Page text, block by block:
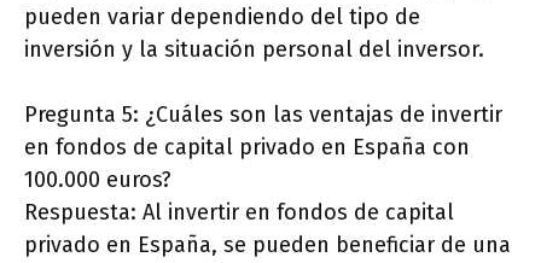
pueden variar dependiendo del tipo de
inversión y la situación personal del inversor.
Pregunta 5: ¿Cuáles son las ventajas de invertir
en fondos de capital privado en España con
100.000 euros?
Respuesta: Al invertir en fondos de capital
privado en España, se pueden beneficiar de una